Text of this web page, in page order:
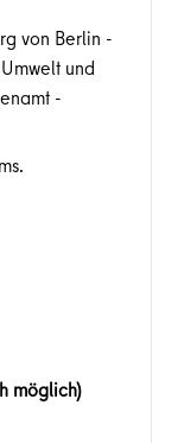
von Berlin -
und
-
möglich)